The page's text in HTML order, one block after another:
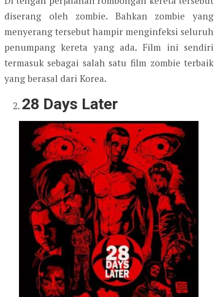
diserang oleh zombie. Bahkan zombie yang
menyerang tersebut hampir menginfeksi seluruh
penumpang kereta yang ada. Film ini sendiri
termasuk sebagai salah satu film zombie terbaik
yang berasal dari Korea.
28 Days Later